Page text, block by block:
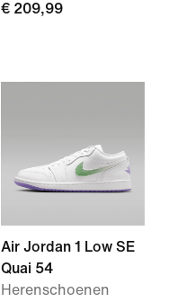
€ 209,99
Air Jordan 1 Low SE
Quai 54
Herenschoenen